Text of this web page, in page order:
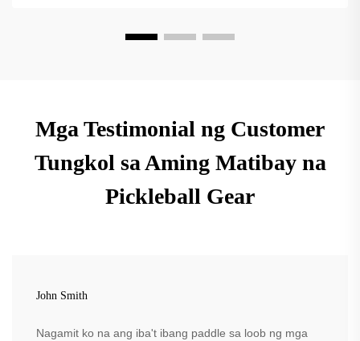
Mga Testimonial ng Customer
Tungkol sa Aming Matibay na
Pickleball Gear
John Smith
Nagamit ko na ang iba't ibang paddle sa loob ng mga